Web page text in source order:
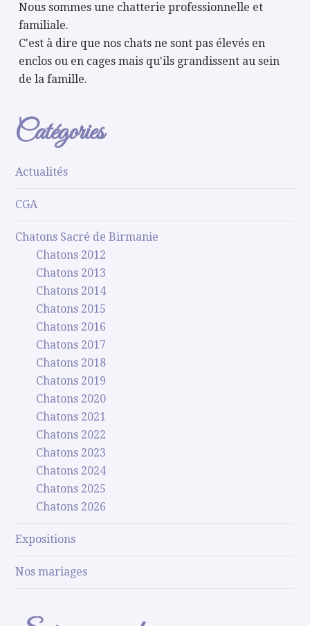
Nous sommes une chatterie professionnelle et
familiale.
C'est à dire que nos chats ne sont pas élevés en
enclos ou en cages mais qu'ils grandissent au sein
de la famille.
Catégories
Actualités
CGA
Chatons Sacré de Birmanie
Chatons 2012
Chatons 2013
Chatons 2014
Chatons 2015
Chatons 2016
Chatons 2017
Chatons 2018
Chatons 2019
Chatons 2020
Chatons 2021
Chatons 2022
Chatons 2023
Chatons 2024
Chatons 2025
Chatons 2026
Expositions
Nos mariages